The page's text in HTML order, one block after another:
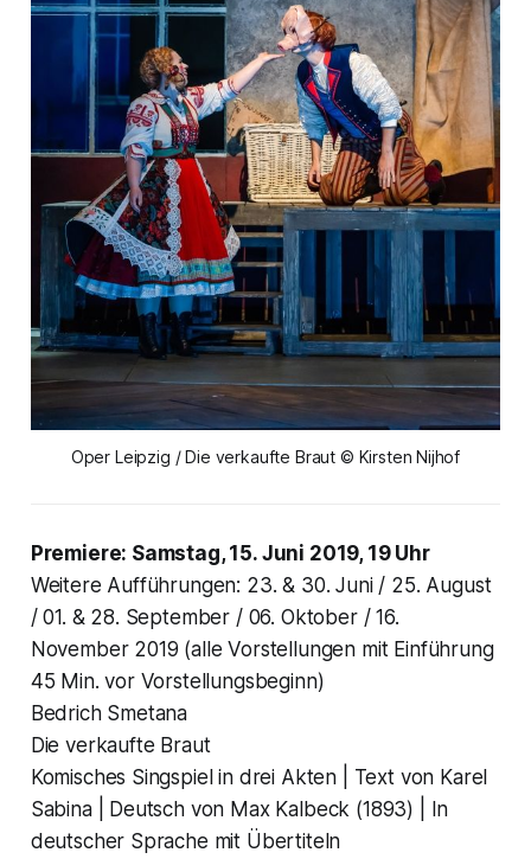
Oper Leipzig / Die verkaufte Braut © Kirsten Nijhof
Premiere: Samstag, 15. Juni 2019, 19 Uhr
Weitere Aufführungen: 23. & 30. Juni / 25. August
/ 01. & 28. September / 06. Oktober / 16.
November 2019 (alle Vorstellungen mit Einführung
45 Min. vor Vorstellungsbeginn)
Bedrich Smetana
Die verkaufte Braut
Komisches Singspiel in drei Akten | Text von Karel
Sabina | Deutsch von Max Kalbeck (1893) | In
deutscher Sprache mit Übertiteln